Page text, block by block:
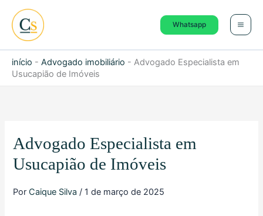
para
conteúdo
Whatsapp
início - Advogado imobiliário - Advogado Especialista em
Usucapião de Imóveis
Advogado Especialista em
Usucapião de Imóveis
Por Caique Silva/1 de março de 2025